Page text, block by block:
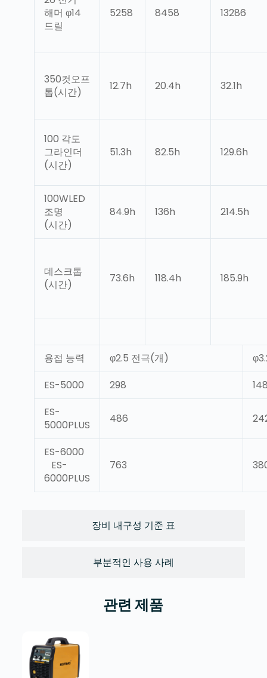
장비 내구성 기준 표
부분적인 사용 사례
해머 φ14
드릴
5258 8458 13286
350컷오프
톱(시간)
12.7h 20.4h 32.1h
100 각도
그라인더
(시간)
51.3h 82.5h 129.6h
100WLED
조명
(시간)
84.9h 136h 214.5h
데스크톱
(시간)
73.6h 118.4h 185.9h
용접 능력 φ2.5 전극(개)
ES-5000
298
ES-
5000PLUS
486
ES-6000
ES-
6000PLUS
763
관련 제품